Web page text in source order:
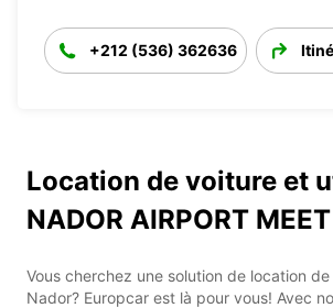
+212 (536) 362636
Location de voiture et
NADOR AIRPORT
Vous cherchez une solution de location
Nador? Europcar est là pour vous! Avec